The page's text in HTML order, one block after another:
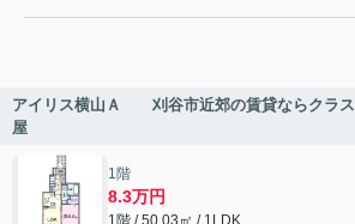
アイリス横山Ａ 刈谷市近郊の賃貸ならクラス
屋
1階
8.3万円
1階 / 50.03㎡ / 1LDK